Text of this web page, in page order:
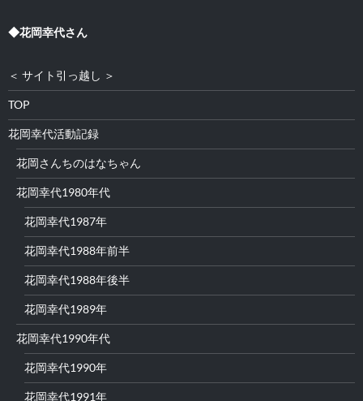
◆花岡幸代さん
＜ サイト引っ越し ＞
TOP
花岡幸代活動記録
花岡さんちのはなちゃん
花岡幸代1980年代
花岡幸代1987年
花岡幸代1988年前半
花岡幸代1988年後半
花岡幸代1989年
花岡幸代1990年代
花岡幸代1990年
花岡幸代1991年